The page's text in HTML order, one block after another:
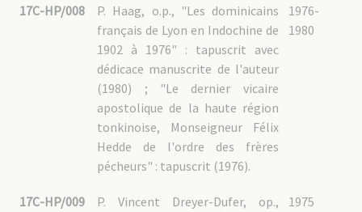
17C-HP/008
1976-
1980
P. Haag, o.p., "Les dominicains
français de Lyon en Indochine de
1902 à 1976" : tapuscrit avec
dédicace manuscrite de l'auteur
(1980) ; "Le dernier vicaire
apostolique de la haute région
tonkinoise, Monseigneur Félix
Hedde de l'ordre des frères
pécheurs" : tapuscrit (1976).
17C-HP/009 1975
P. Vincent Dreyer-Dufer, op.,